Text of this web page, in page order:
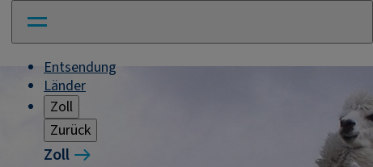
Entsendung
Länder
Zoll
Zurück
Zoll